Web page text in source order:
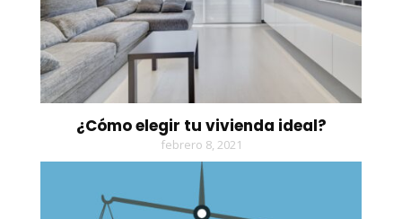
¿Cómo elegir tu vivienda ideal?
febrero 8, 2021